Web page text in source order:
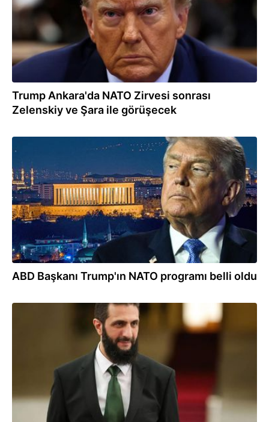
Trump Ankara'da NATO Zirvesi sonrası
Zelenskiy ve Şara ile görüşecek
ABD Başkanı Trump'ın NATO programı belli oldu